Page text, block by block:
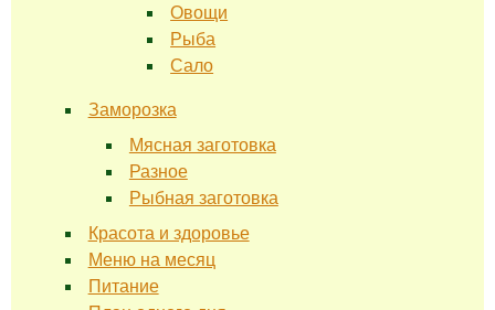
Овощи
Рыба
Сало
Заморозка
Мясная заготовка
Разное
Рыбная заготовка
Красота и здоровье
Меню на месяц
Питание